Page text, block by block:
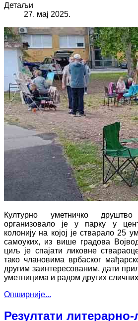
Детаљи
27. мај 2025.
Културно уметничко
организовало је у парку у
колонију на којој је стварало 25
самоуких, из више градова
циљ је спајати ликовне
тако члановима врбаског
другим заинтересованим, дати
уметницима и радом других
Опширније...
Резултати